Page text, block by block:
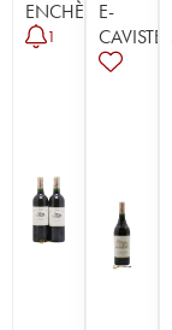
ENCHÈRE
1
E-
CAVISTE